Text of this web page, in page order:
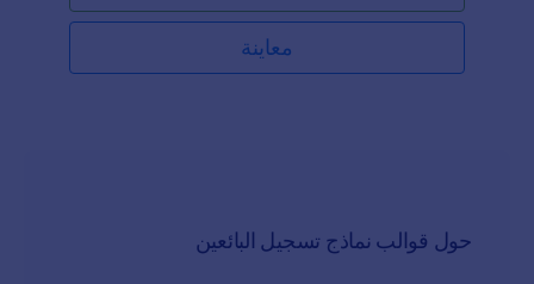
نشاطك أو صناعتك، واستخدام تطبيق Jotform لنماذج
الهاتف المجاني لإرسال رسالة أولية مع النموذج للموردين
معاينة
حول قوالب نماذج تسجيل البائعين